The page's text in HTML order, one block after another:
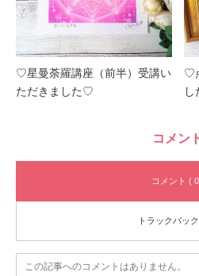
♡星曼荼羅講座（前半）受講い
ただきました♡
♡
コメン
コメント (
トラックバッ
この記事へのコメントはありません。